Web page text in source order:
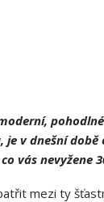
je v dnešní době
vás nevyžene
mezi ty